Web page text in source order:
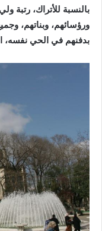
بالنسبة للأتراك، رتبة
ورؤسائهم، وبناتهم،
بدفنهم في الحي نفسه،